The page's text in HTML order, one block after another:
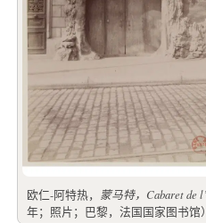
欧仁-阿特热， 蒙马特，Cabaret de
年；照片；巴黎，法国国家图书馆）